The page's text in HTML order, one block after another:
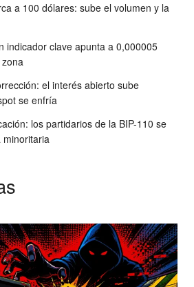
a 100 dólares: sube el volumen y la
indicador clave apunta a 0,000005
el interés abierto sube
se enfría
los partidarios de la BIP-110 se
minoritaria